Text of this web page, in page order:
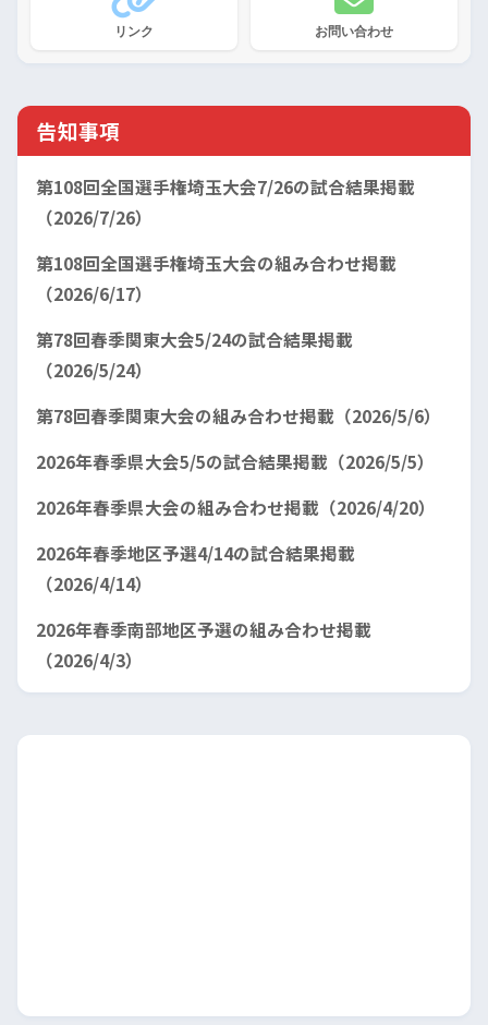
リンク お問い合わせ
告知事項
第108回全国選手権埼玉大会7/26の試合結果掲載
（2026/7/26）
第108回全国選手権埼玉大会の組み合わせ掲載
（2026/6/17）
第78回春季関東大会5/24の試合結果掲載
（2026/5/24）
第78回春季関東大会の組み合わせ掲載（2026/5/6）
2026年春季県大会5/5の試合結果掲載（2026/5/5）
2026年春季県大会の組み合わせ掲載（2026/4/20）
2026年春季地区予選4/14の試合結果掲載
（2026/4/14）
2026年春季南部地区予選の組み合わせ掲載
（2026/4/3）